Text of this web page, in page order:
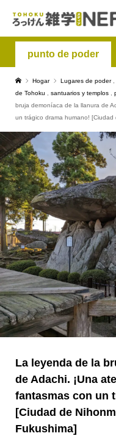
punto de poder
Hogar Lugares de poder
de Tohoku
santuarios y templos
bruja demoníaca de la llanura de
un trágico drama humano!
La leyenda de la
de Adachi. ¡Una
fantasmas con un
[Ciudad de
Fukushima]